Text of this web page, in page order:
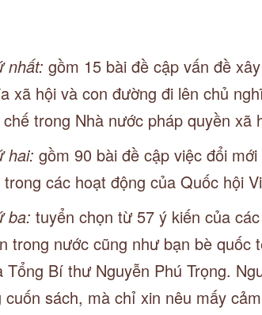
nhất: gồm 15 bài đề cập vấn đề
xã hội và con đường đi lên chủ
trong Nhà nước pháp quyền xã
hai: gồm 90 bài đề cập việc đổi
trong các hoạt động của Quốc hội
ba: tuyển chọn từ 57 ý kiến của
trong nước cũng như bạn bè
Tổng Bí thư Nguyễn Phú Trọng.
cuốn sách, mà chỉ xin nêu mấy